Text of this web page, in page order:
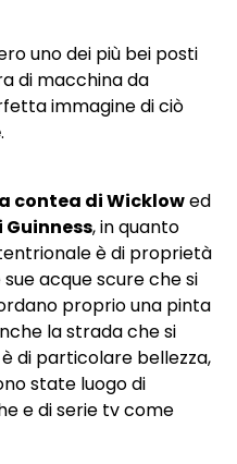
uno dei più bei posti
di macchina da
immagine di ciò
.
contea di Wicklowed
Guinness, in quanto
è di proprietà
acque scure che si
proprio una pinta
la strada che si
di particolare bellezza,
state luogo di
e di serie tv come